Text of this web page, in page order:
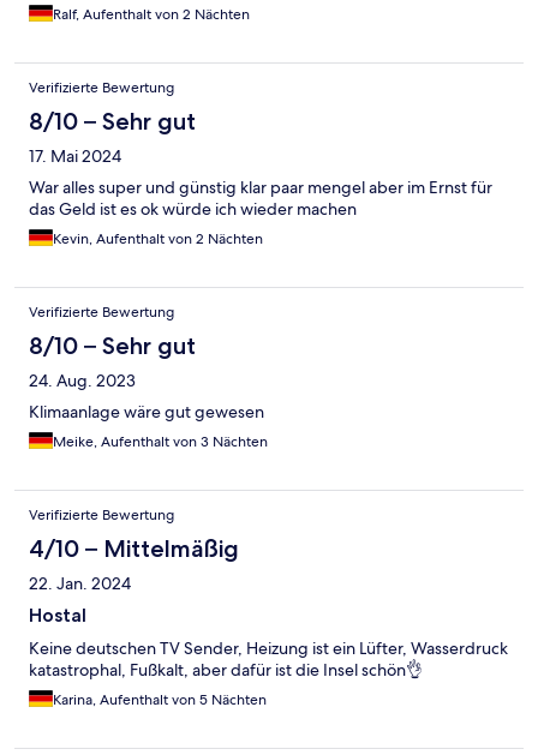
Ralf, Aufenthalt von 2 Nächten
Verifizierte Bewertung
8/10 – Sehr gut
17. Mai 2024
War alles super und günstig klar paar mengel aber im Ernst für
das Geld ist es ok würde ich wieder machen
Kevin, Aufenthalt von 2 Nächten
Verifizierte Bewertung
8/10 – Sehr gut
24. Aug. 2023
Klimaanlage wäre gut gewesen
Meike, Aufenthalt von 3 Nächten
Verifizierte Bewertung
4/10 – Mittelmäßig
22. Jan. 2024
Hostal
Keine deutschen TV Sender, Heizung ist ein Lüfter, Wasserdruck
katastrophal, Fußkalt, aber dafür ist die Insel schön👌
Karina, Aufenthalt von 5 Nächten